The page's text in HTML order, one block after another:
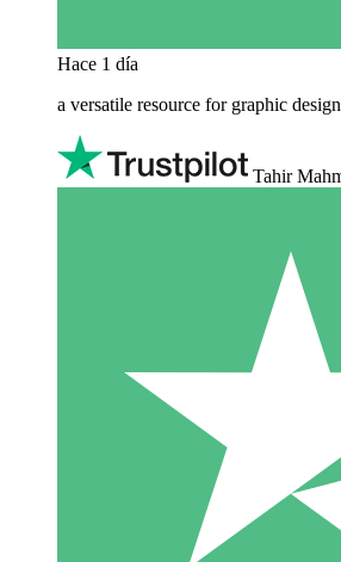
Hace 1 día
a versatile resource for graphic
Tahir